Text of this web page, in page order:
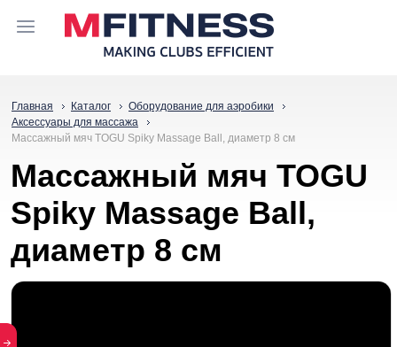
Главная Каталог
Оборудование для аэробики
Аксессуары для массажа
Массажный мяч TOGU Spiky Massage Ball, диаметр 8 см
Массажный мяч TOGU
Spiky Massage Ball,
диаметр 8 см